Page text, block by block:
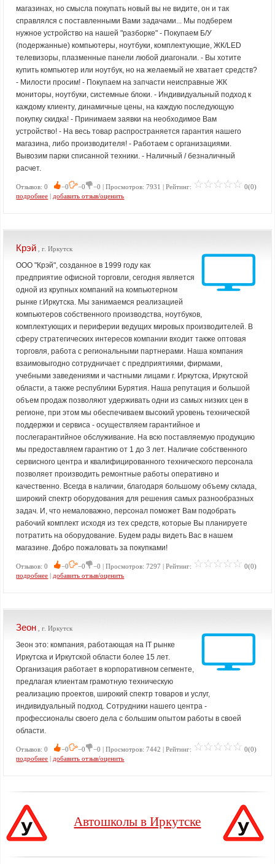
магазинах, но смысла покупать новый вы не видите, он и так
справлялся с поставленными Вами задачами... Мы подберем
нужное устройство на нашей "разборке" - Покупаем Б/У
(подержанные) компьютеры, ноутбуки, комплектующие, ЖК/LED
телевизоры, плазменные панели любой диагонали. - Вы хотите
купить компьютер или ноутбук, но на желаемый не хватает средств?
- Милости просим! - Покупаем на запчасти неисправные ЖК
мониторы, ноутбуки, системные блоки. - Индивидуальный подход к
каждому клиенту, динамичные цены, на каждую последующую
покупку скидка! - Принимаем заявки на необходимое Вам
устройство! - На весь товар распространяется гарантия нашего
магазина, либо производителя! - Работаем с организациями.
Вывозим парки списанной техники. - Наличный / безналичный
расчет.
Отзывов: 0 −0 −0 −0 | Просмотров: 7931 | Рейтинг:
0(0)
подробнее | добавить отзыв/оценить
Крэй , г. Иркутск
ООО "Крэй", созданное в 1999 году как
предприятие офисной торговли, сегодня является
одной из крупных компаний на компьютерном
рынке г.Иркутска. Мы занимаемся реализацией
компьютеров собственного производства, ноутбуков,
комплектующих и периферии ведущих мировых производителей. В
сферу стратегических интересов компании входит также оптовая
торговля, работа c региональными партнерами. Наша компания
взаимовыгодно сотрудничает с предприятиями, фирмами,
учебными заведениями и частными лицами г. Иркутска, Иркутской
области, а также республики Бурятия. Наша репутация и большой
объем продаж позволяют удерживать одни из самых низких цен в
регионе, при этом мы обеспечиваем высокий уровень технической
поддержки и сервиса - осуществляем гарантийное и
послегарантийное обслуживание. На всю поставляемую продукцию
мы предоставляем гарантию от 1 до 3 лет. Наличие собственного
сервисного центра и квалифицированного технического персонала
позволяет производить ремонтные работы оперативно и
качественно. Всегда в наличии, благодаря большому объему склада,
широкий спектр оборудования для решения самых разнообразных
задач. И, что немаловажно, персонал поможет Вам подобрать
рабочий комплект исходя из тех средств, которые Вы планируете
потратить на оборудование. Будем рады видеть Вас в нашем
магазине. Добро пожаловать за покупками!
Отзывов: 0 −0 −0 −0 | Просмотров: 7297 | Рейтинг:
0(0)
подробнее | добавить отзыв/оценить
Зеон , г. Иркутск
Зеон это: компания, работающая на IT рынке
Иркутска и Иркутской области более 15 лет.
Организация работает в корпоративном сегменте,
предлагая клиентам грамотную техническую
реализацию проектов, широкий спектр товаров и услуг,
индивидуальный подход. Сотрудники нашего центра -
профессионалы своего дела с большим опытом работы в своей
области.
Отзывов: 0 −0 −0 −0 | Просмотров: 7442 | Рейтинг:
0(0)
подробнее | добавить отзыв/оценить
Автошколы в Иркутске